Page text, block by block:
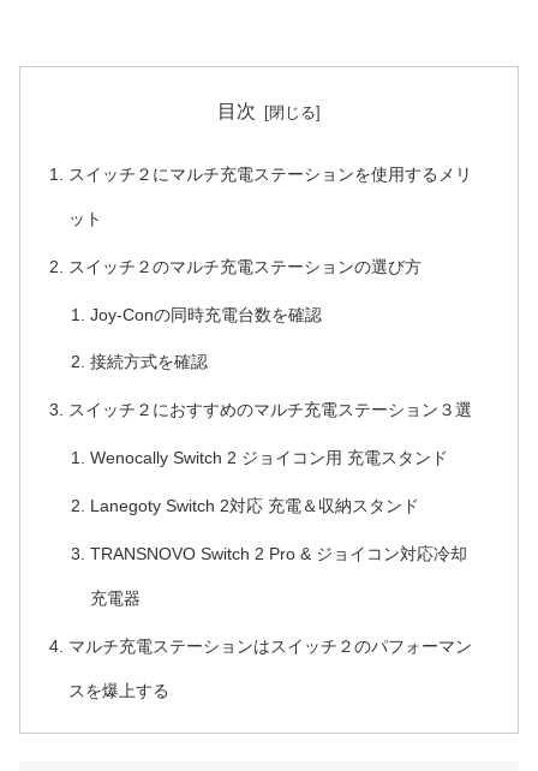
目次
スイッチ２にマルチ充電ステーションを使用するメリ
ット
スイッチ２のマルチ充電ステーションの選び方
Joy-Conの同時充電台数を確認
接続方式を確認
スイッチ２におすすめのマルチ充電ステーション３選
Wenocally Switch 2 ジョイコン用 充電スタンド
Lanegoty Switch 2対応 充電＆収納スタンド
TRANSNOVO Switch 2 Pro & ジョイコン対応冷却
充電器
マルチ充電ステーションはスイッチ２のパフォーマン
スを爆上する